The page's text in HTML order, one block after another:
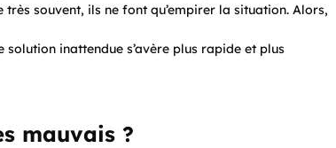
souvent, ils ne font qu’empirer la situation. Alors,
inattendue s’avère plus rapide et plus
mauvais ?